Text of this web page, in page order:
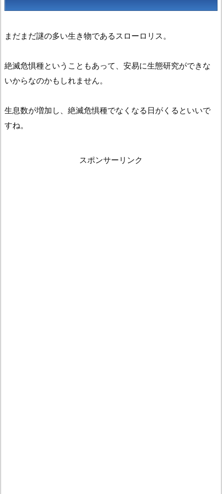
まだまだ謎の多い生き物であるスローロリス。
絶滅危惧種ということもあって、安易に生態研究ができな
いからなのかもしれません。
生息数が増加し、絶滅危惧種でなくなる日がくるといいで
すね。
スポンサーリンク